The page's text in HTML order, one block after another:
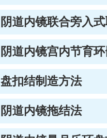
道内镜联合旁入
道内镜宫内节育
扣结制造方法
道内镜拖结法